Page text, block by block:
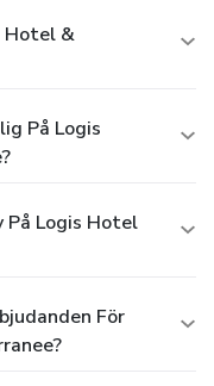
Hotel &
På Logis
Logis Hotel
För